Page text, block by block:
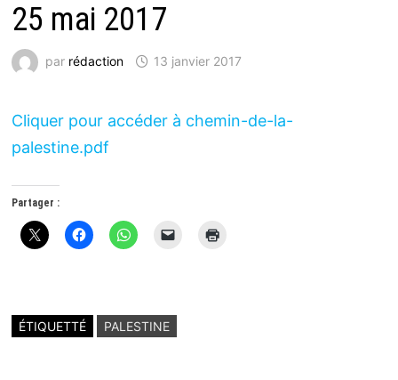
25 mai 2017
par rédaction 13 janvier 2017
Cliquer pour accéder à chemin-de-la-
palestine.pdf
Partager :
ÉTIQUETTÉ PALESTINE